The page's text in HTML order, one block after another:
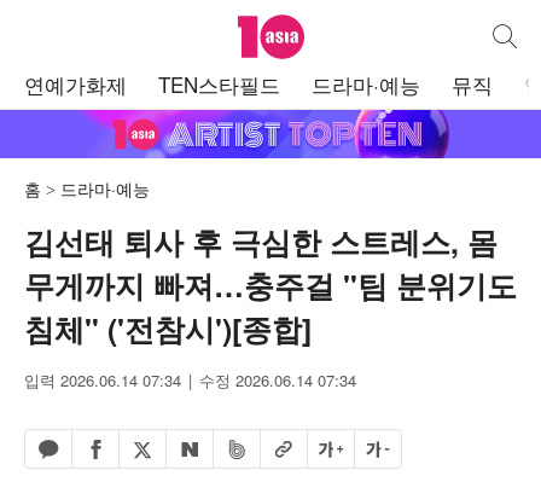
텐아시아 통합
연예가화제 TEN스타필드 드라마·예능 뮤직
홈 드라마·예능
김선태 퇴사 후 극심한 스트레스, 몸
무게까지 빠져…충주걸 "팀 분위기도
침체" ('전참시')[종합]
입력 2026.06.14 07:34 수정 2026.06.14 07:34
카카오톡 공유하기
페이스북 공유하기
엑스 공유하기
네이버 공유하기
밴드 공유하기
URL복사글자 크게글자 작게